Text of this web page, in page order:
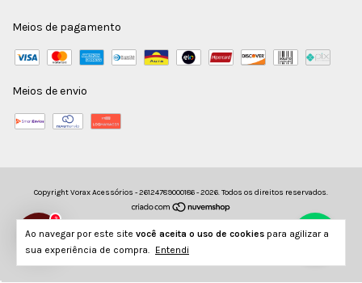
Ao navegar por este site você aceita o uso de cookies para agilizar a
sua experiência de compra. Entendi
Meios de pagamento
Meios de envio
Copyright Vorax Acessórios - 26124789000186 - 2026. Todos os direitos reservados.
2